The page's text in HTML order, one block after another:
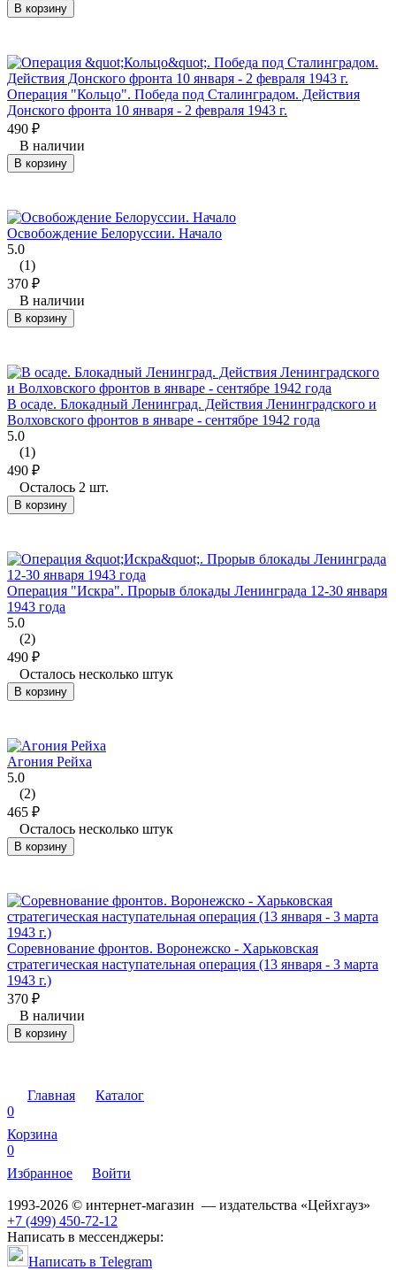
В корзину
Операция "Кольцо". Победа под Сталинградом. Действия
Донского фронта 10 января - 2 февраля 1943 г.
490 ₽
В наличии
В корзину
Освобождение Белоруссии. Начало
5.0
(1)
370 ₽
В наличии
В корзину
В осаде. Блокадный Ленинград. Действия Ленинградского и
Волховского фронтов в январе - сентябре 1942 года
5.0
(1)
490 ₽
Осталось 2 шт.
В корзину
Операция "Искра". Прорыв блокады Ленинграда 12-30 января
1943 года
5.0
(2)
490 ₽
Осталось несколько штук
В корзину
Агония Рейха
5.0
(2)
465 ₽
Осталось несколько штук
В корзину
Соревнование фронтов. Воронежско - Харьковская
стратегическая наступательная операция (13 января - 3 марта
1943 г.)
370 ₽
В наличии
В корзину
Главная
Каталог
0
Корзина
0
Избранное
Войти
1993-2026 © интернет-магазин — издательства «Цейхгауз»
+7 (499) 450-72-12
Написать в мессенджеры:
Написать в Telegram